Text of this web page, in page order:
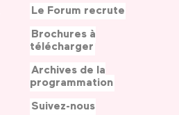
Le Forum recrute
Brochures à
télécharger
Archives de la
programmation
Suivez-nous